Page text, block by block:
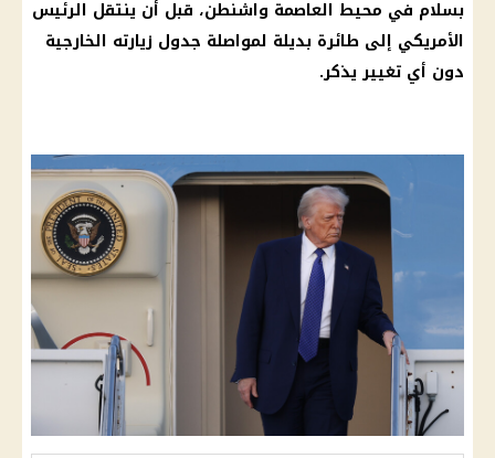
بسلام في محيط العاصمة واشنطن، قبل أن ينتقل الرئيس
الأمريكي إلى طائرة بديلة لمواصلة جدول زيارته الخارجية
دون أي تغيير يذكر.